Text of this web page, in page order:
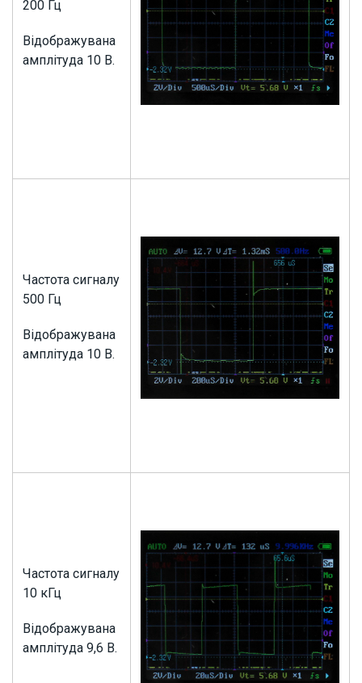
200 Гц
Відображувана
амплітуда 10 В.
Частота сигналу
500 Гц
Відображувана
амплітуда 10 В.
Частота сигналу
10 кГц
Відображувана
амплітуда 9,6 В.